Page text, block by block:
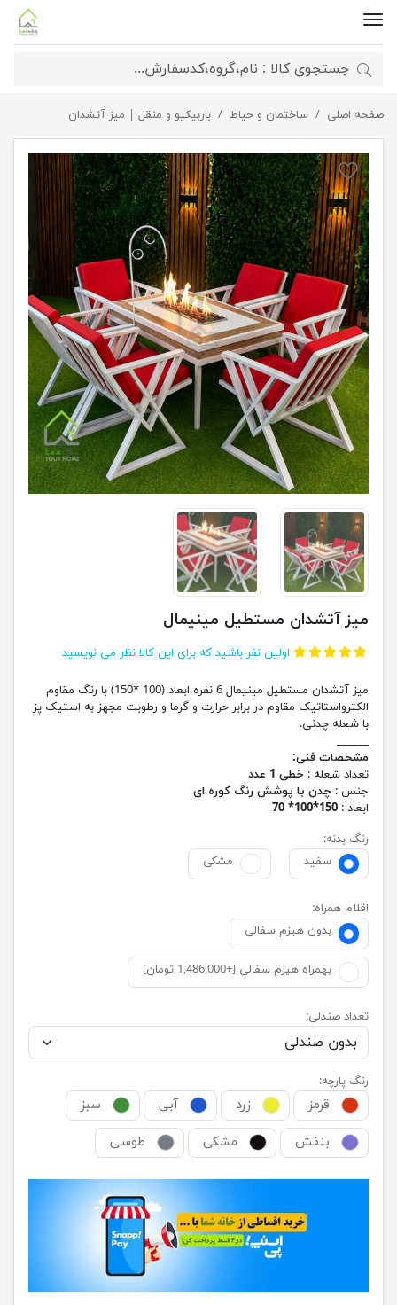
صفحه اصلی ساختمان و حیاط باربیکیو و منقل | میز آتشدان میز آتشدان مستطیل مینیمال
میز آتشدان مستطیل مینیمال
اولین نفر باشید که برای این کالا نظر می نویسید
میز آتشدان مستطیل مینیمال 6 نفره ابعاد (100 *150) با رنگ مقاوم
الکترواستاتیک مقاوم در برابر حرارت و گرما و رطوبت مجهز به استیک پز
با شعله چدنی.
______
مشخصات فنی:
تعداد شعله : خطی 1 عدد
جنس : چدن با پوشش رنگ کوره ای
ابعاد : 150*100* 70
رنگ بدنه:
سفید
مشکی
اقلام همراه:
بدون هیزم سفالی
بهمراه هیزم سفالی [+1,486,000 تومان]
تعداد صندلی:
رنگ پارچه:
قرمز زرد آبی
سبز
بنفش
مشکی طوسی